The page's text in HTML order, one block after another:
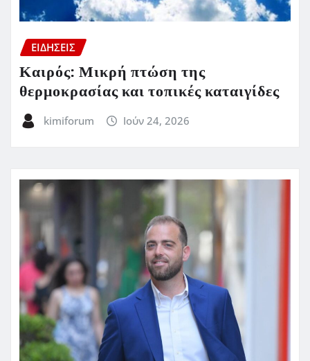
ΕΙΔΗΣΕΙΣ
Καιρός: Μικρή πτώση της
θερμοκρασίας και τοπικές καταιγίδες
kimiforum Ιούν 24, 2026